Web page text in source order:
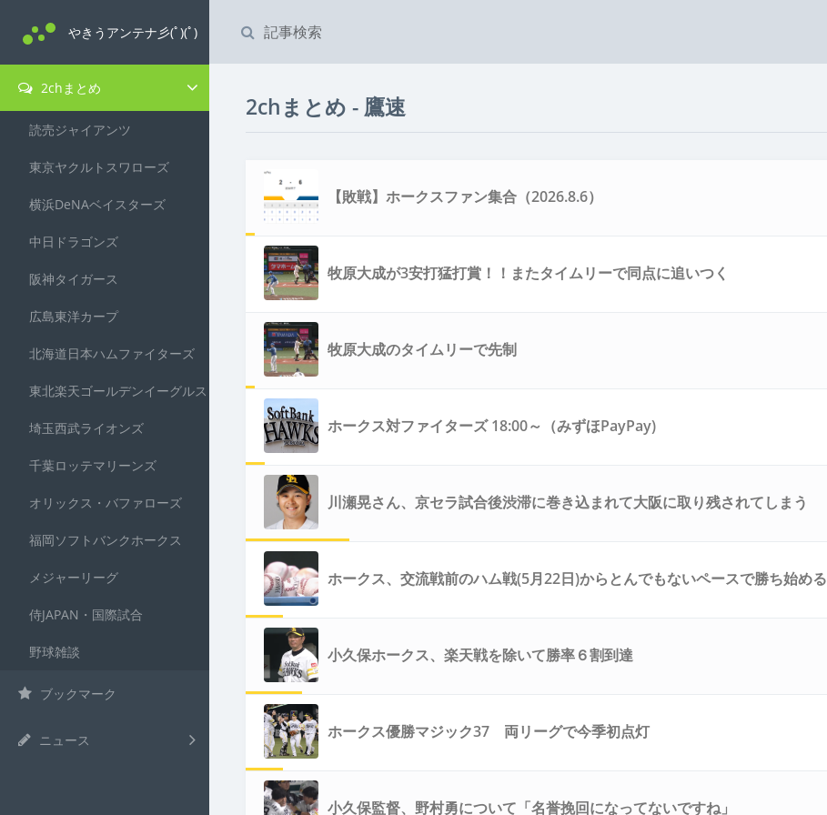
やきうアンテナ彡(ﾟ)(ﾟ)
2chまとめ
読売ジャイアンツ
東京ヤクルトスワローズ
横浜DeNAベイスターズ
中日ドラゴンズ
阪神タイガース
広島東洋カープ
北海道日本ハムファイターズ
東北楽天ゴールデンイーグルス
埼玉西武ライオンズ
千葉ロッテマリーンズ
オリックス・バファローズ
福岡ソフトバンクホークス
メジャーリーグ
侍JAPAN・国際試合
野球雑談
ブックマーク
ニュース
2chまとめ - 鷹速
【敗戦】ホークスファン集合（2026.8.6）
牧原大成が3安打猛打賞！！またタイムリーで同点に追いつく
牧原大成のタイムリーで先制
ホークス対ファイターズ 18:00～（みずほPayPay)
川瀬晃さん、京セラ試合後渋滞に巻き込まれて大阪に取り残されてしまう
ホークス、交流戦前のハム戦(5月22日)からとんでもないペースで勝ち始める
小久保ホークス、楽天戦を除いて勝率６割到達
ホークス優勝マジック37 両リーグで今季初点灯
小久保監督、野村勇について「名誉挽回になってないですね」